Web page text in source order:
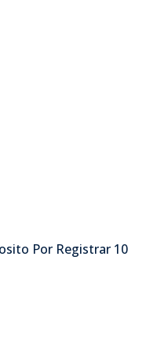
Por Registrar 10